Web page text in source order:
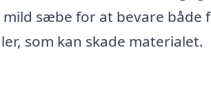
sæbe for at bevare både
som kan skade materialet.